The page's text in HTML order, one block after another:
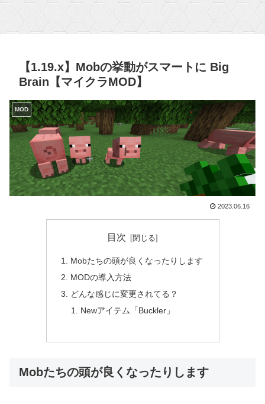
【1.19.x】Mobの挙動がスマートに Big
Brain【マイクラMOD】
MOD
2023.06.16
目次
Mobたちの頭が良くなったりします
MODの導入方法
どんな感じに変更されてる？
Newアイテム「Buckler」
Mobたちの頭が良くなったりします